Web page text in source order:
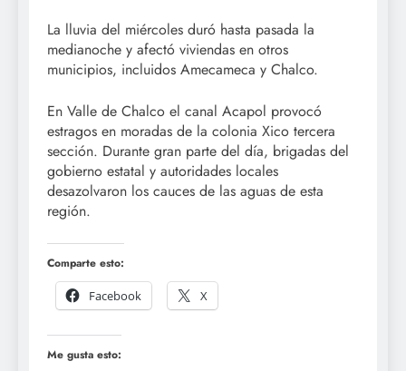
La lluvia del miércoles duró hasta pasada la
medianoche y afectó viviendas en otros
municipios, incluidos Amecameca y Chalco.
En Valle de Chalco el canal Acapol provocó
estragos en moradas de la colonia Xico tercera
sección. Durante gran parte del día, brigadas del
gobierno estatal y autoridades locales
desazolvaron los cauces de las aguas de esta
región.
Comparte esto:
Facebook
X
Me gusta esto: